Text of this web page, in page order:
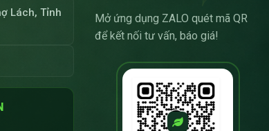
Lách, Tỉnh
Mở ứng dụng ZALO quét mã QR
để kết nối tư vấn, báo giá!